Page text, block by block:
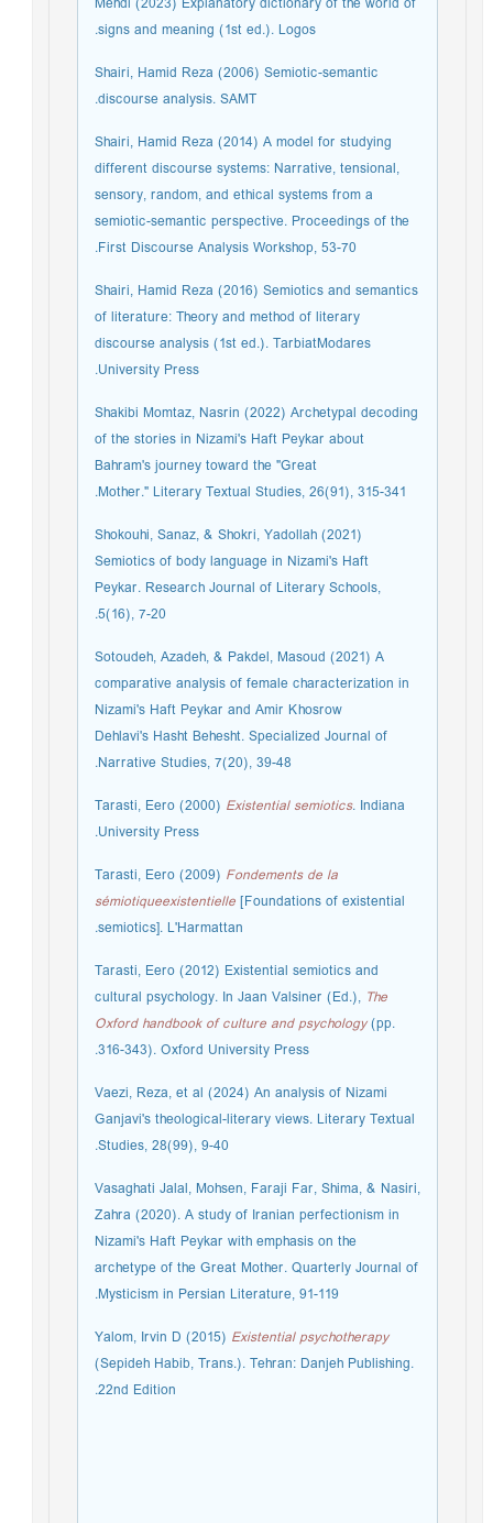
signs and meaning (1st ed.). Logos.
Shairi, Hamid Reza (2006) Semiotic-semantic
discourse analysis. SAMT.
Shairi, Hamid Reza (2014) A model for studying
different discourse systems: Narrative, tensional,
sensory, random, and ethical systems from a
semiotic-semantic perspective. Proceedings of the
First Discourse Analysis Workshop, 53-70.
Shairi, Hamid Reza (2016) Semiotics and semantics
of literature: Theory and method of literary
discourse analysis (1st ed.). TarbiatModares
University Press.
Shakibi Momtaz, Nasrin (2022) Archetypal decoding
of the stories in Nizami's Haft Peykar about
Bahram's journey toward the "Great
Mother." Literary Textual Studies, 26(91), 315-341.
Shokouhi, Sanaz, & Shokri, Yadollah (2021)
Semiotics of body language in Nizami's Haft
Peykar. Research Journal of Literary Schools,
5(16), 7-20.
Sotoudeh, Azadeh, & Pakdel, Masoud (2021) A
comparative analysis of female characterization in
Nizami's Haft Peykar and Amir Khosrow
Dehlavi's Hasht Behesht. Specialized Journal of
Narrative Studies, 7(20), 39-48.
Tarasti, Eero (2000)Existential semiotics . Indiana
University Press.
Tarasti, Eero (2009)Fondements de la
sémiotiqueexistentielle[Foundations of existential
semiotics]. L'Harmattan.
Tarasti, Eero (2012) Existential semiotics and
cultural psychology. In Jaan Valsiner (Ed.),The
Oxford handbook of culture and psychology(pp.
316-343). Oxford University Press.
Vaezi, Reza, et al (2024) An analysis of Nizami
Ganjavi's theological-literary views. Literary Textual
Studies, 28(99), 9-40.
Vasaghati Jalal, Mohsen, Faraji Far, Shima, & Nasiri,
Zahra (2020). A study of Iranian perfectionism in
Nizami's Haft Peykar with emphasis on the
archetype of the Great Mother. Quarterly Journal of
Mysticism in Persian Literature, 91-119.
Yalom, Irvin D (2015)Existential psychotherapy
(Sepideh Habib, Trans.). Tehran: Danjeh Publishing.
22nd Edition.